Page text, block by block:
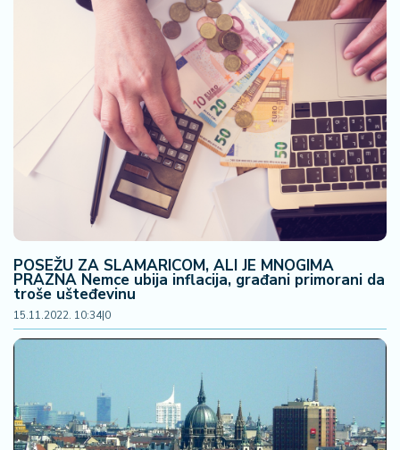
POSEŽU ZA SLAMARICOM, ALI JE MNOGIMA
PRAZNA Nemce ubija inflacija, građani primorani da
troše ušteđevinu
15.11.2022. 10:34|0